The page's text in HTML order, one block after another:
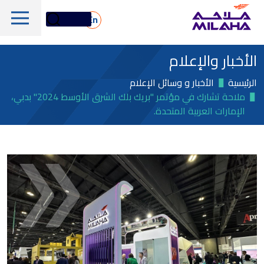
Skip to main content
En
مجلس الإدارة
الإدارة التنفيذية
القيم الجوهرية
الأسطول
الخدمات البحرية واللوجستية
الخدمات البحرية والفنية
دعم المنصات البحرية
الغاز والبتروكيماويات
لمحة عامة
أسهم ملاحة
معلومات مالية
الأخبار والإعلام
الأخبار والإعلام
الرئيسية
الأخبار و وسائل الإعلام
ملاحة تشارك في مؤتمر "بريك بلك الشرق الأوسط 2024" بدبي،
الإمارات العربية المتحدة.